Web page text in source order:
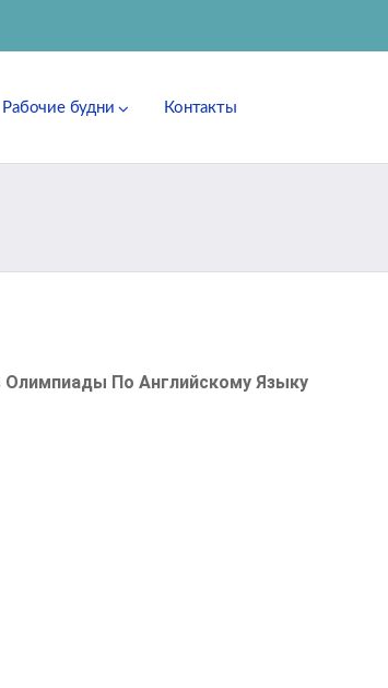
Рабочие будни Контакты
Олимпиады По Английскому Языку